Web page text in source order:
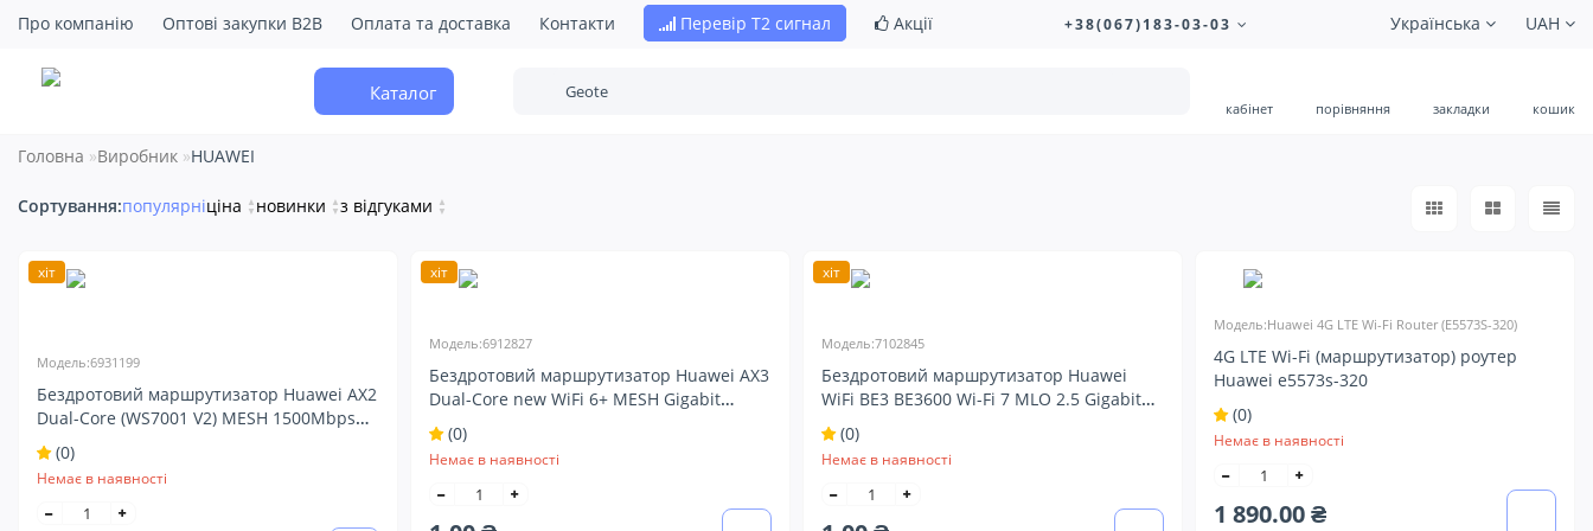
Про компанію Оптові закупки B2B Оплата та доставка Контакти Перевір Т2 сигнал Акції +38(067)183-03-03 UAH
Українська
Каталог
кабінет порівняння закладки кошик
Головна Виробник HUAWEI
Сортування:популярніціна ▲
▼ новинки ▲
▼з відгуками ▲
▼
хіт
Модель:6931199
Бездротовий маршрутизатор Huawei AX2
Dual-Core (WS7001 V2) MESH 1500Mbps
(0)
Немає в наявності
хіт
Модель:6912827
Бездротовий маршрутизатор Huawei AX3
Dual-Core new WiFi 6+ MESH Gigabit
Router (6912827)
(0)
Немає в наявності
хіт
Модель:7102845
Бездротовий маршрутизатор Huawei
WiFi BE3 BE3600 Wi-Fi 7 MLO 2.5 Gigabit
Router (7102845)
(0)
Немає в наявності
Модель:Huawei 4G LTE Wi-Fi Router (E5573S-320)
4G LTE Wi-Fi (маршрутизатор) роутер
Huawei e5573s-320
(0)
Немає в наявності
1 890.00 ₴